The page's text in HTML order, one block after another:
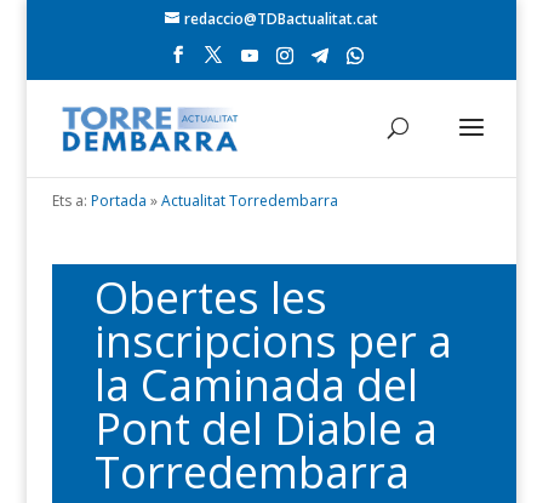
redaccio@TDBactualitat.cat
Ets a: Portada »Actualitat Torredembarra
Obertes les
inscripcions per a
la Caminada del
Pont del Diable a
Torredembarra